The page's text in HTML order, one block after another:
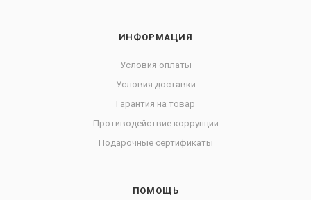
ИНФОРМАЦИЯ
Условия оплаты
Условия доставки
Гарантия на товар
Противодействие коррупции
Подарочные сертификаты
ПОМОЩЬ